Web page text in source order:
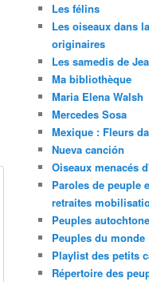
Les félins
Les oiseaux dans
originaires
Les samedis de
Ma bibliothèque
Maria Elena Walsh
Mercedes Sosa
Mexique : Fleurs
Nueva canción
Oiseaux menacés
Paroles de peuple
retraites
Peuples
Peuples du monde
Playlist des petits
Répertoire des